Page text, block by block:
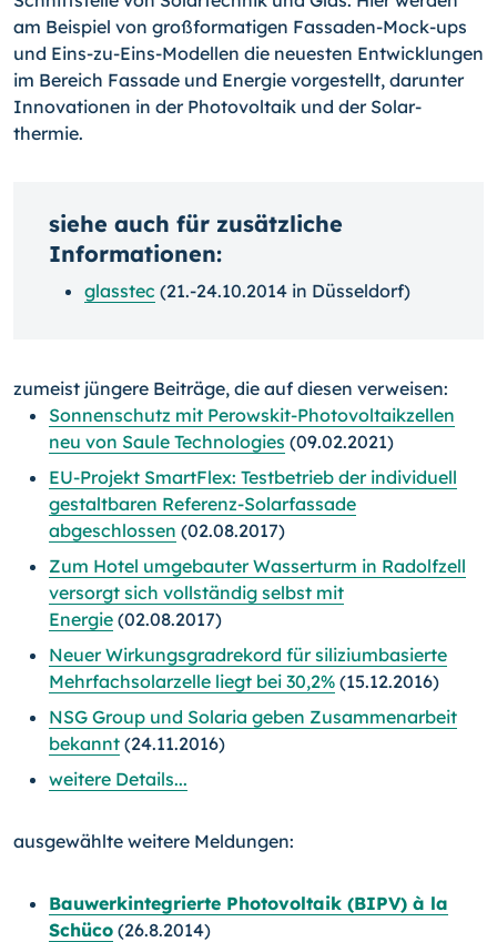
am Beispiel von großformatigen Fassaden-Mock-ups
und Eins-zu-Eins-Modellen die neuesten Entwicklungen
im Bereich Fassa­de und Energie vorgestellt, darunter
Innovationen in der Photovoltaik und der Solar­
thermie.
siehe auch für zusätzliche
Informationen:
glasstec (21.-24.10.2014 in Düsseldorf)
zumeist jüngere Beiträge, die auf diesen verweisen:
Sonnenschutz mit Perowskit-Photovoltaikzellen
neu von Saule Technologies (09.02.2021)
EU-Projekt SmartFlex: Testbetrieb der individuell
gestaltbaren Referenz-Solarfassade
abgeschlossen (02.08.2017)
Zum Hotel umgebauter Wasserturm in Radolfzell
versorgt sich vollständig selbst mit
Energie (02.08.2017)
Neuer Wirkungsgradrekord für siliziumbasierte
Mehrfachsolarzelle liegt bei 30,2% (15.12.2016)
NSG Group und Solaria geben Zusammenarbeit
bekannt (24.11.2016)
weitere Details...
ausgewählte weitere Meldungen:
Bauwerkintegrierte Photovoltaik (BIPV) à la
Schüco (26.8.2014)